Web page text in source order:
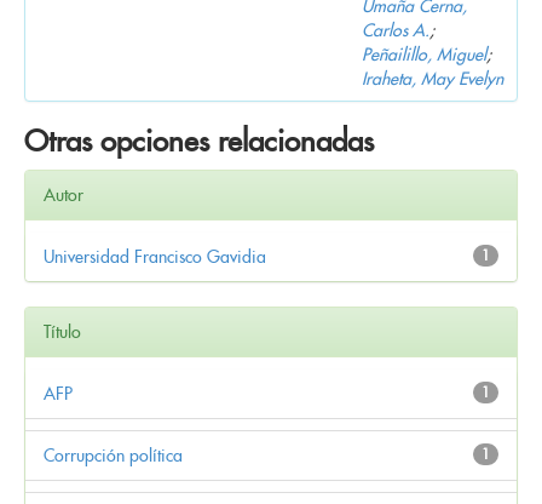
Umaña Cerna,
Carlos A.;
Peñailillo, Miguel;
Iraheta, May Evelyn
Otras opciones relacionadas
Autor
1
Universidad Francisco Gavidia
Título
1
AFP
1
Corrupción política